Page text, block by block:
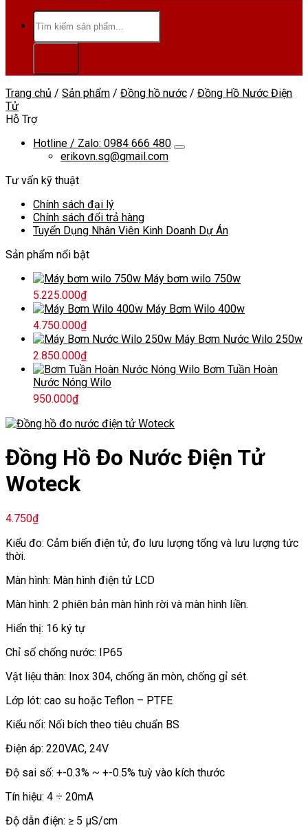
Tìm
kiếm:
Trang chủ / Sản phẩm / Đồng hồ nước / Đồng Hồ Nước Điện
Tử
Hỗ Trợ
Hotline / Zalo: 0984 666 480
erikovn.sg@gmail.com
Tư vấn kỹ thuật
Chính sách đại lý
Chính sách đổi trả hàng
Tuyển Dụng Nhân Viên Kinh Doanh Dự Án
Sản phẩm nổi bật
Máy bơm wilo 750w
5.225.000₫
Máy Bơm Wilo 400w
4.750.000₫
Máy Bơm Nước Wilo 250w
2.850.000₫
Bơm Tuần Hoàn
Nước Nóng Wilo
950.000₫
Đồng Hồ Đo Nước Điện Tử
Woteck
4.750₫
Kiểu đo: Cảm biến điện tử, đo lưu lượng tổng và lưu lượng tức
thời.
Màn hình: Màn hình điện tử LCD
Màn hình: 2 phiên bản màn hình rời và màn hình liền.
Hiển thị: 16 ký tự
Chỉ số chống nước: IP65
Vật liệu thân: Inox 304, chống ăn mòn, chống gỉ sét.
Lớp lót: cao su hoặc Teflon – PTFE
Kiểu nối: Nối bích theo tiêu chuẩn BS
Điện áp: 220VAC, 24V
Độ sai số: +-0.3% ~ +-0.5% tuỳ vào kích thước
Tín hiệu: 4 ÷ 20mA
Độ dẫn điện: ≥ 5 μS/cm